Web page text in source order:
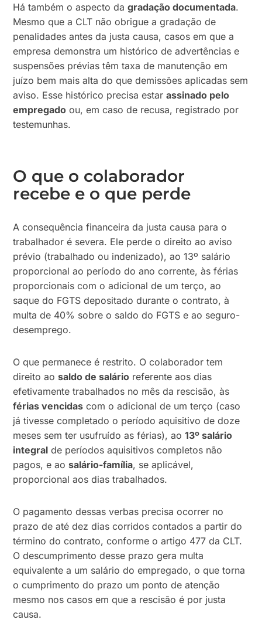
Há também o aspecto dagradação documentada.
Mesmo que a CLT não obrigue a gradação de
penalidades antes da justa causa, casos em que a
empresa demonstra um histórico de advertências e
suspensões prévias têm taxa de manutenção em
juízo bem mais alta do que demissões aplicadas sem
aviso. Esse histórico precisa estarassinado pelo
empregado ou, em caso de recusa, registrado por
testemunhas.
O que o colaborador
recebe e o que perde
A consequência financeira da justa causa para o
trabalhador é severa. Ele perde o direito ao aviso
prévio (trabalhado ou indenizado), ao 13º salário
proporcional ao período do ano corrente, às férias
proporcionais com o adicional de um terço, ao
saque do FGTS depositado durante o contrato, à
multa de 40% sobre o saldo do FGTS e ao seguro-
desemprego.
O que permanece é restrito. O colaborador tem
direito aosaldo de salário referente aos dias
efetivamente trabalhados no mês da rescisão, às
férias vencidas com o adicional de um terço (caso
já tivesse completado o período aquisitivo de doze
meses sem ter usufruído as férias), ao13º salário
integral de períodos aquisitivos completos não
pagos, e aosalário-família, se aplicável,
proporcional aos dias trabalhados.
O pagamento dessas verbas precisa ocorrer no
prazo de até dez dias corridos contados a partir do
término do contrato, conforme o artigo 477 da CLT.
O descumprimento desse prazo gera multa
equivalente a um salário do empregado, o que torna
o cumprimento do prazo um ponto de atenção
mesmo nos casos em que a rescisão é por justa
causa.